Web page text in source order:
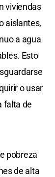
viviendas
aislantes,
a agua
Esto
o usar
falta de
pobreza
de alta